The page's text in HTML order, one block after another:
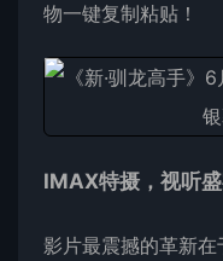
物一键复制粘贴！
IMAX特摄，视听
影片最震撼的革新